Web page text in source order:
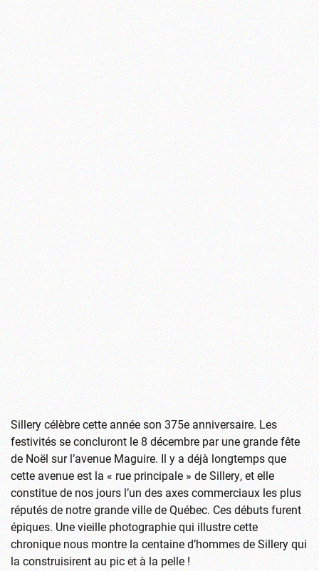
Sillery célèbre cette année son 375e anniversaire. Les
festivités se concluront le 8 décembre par une grande fête
de Noël sur l’avenue Maguire. Il y a déjà longtemps que
cette avenue est la « rue principale » de Sillery, et elle
constitue de nos jours l’un des axes commerciaux les plus
réputés de notre grande ville de Québec. Ces débuts furent
épiques. Une vieille photographie qui illustre cette
chronique nous montre la centaine d’hommes de Sillery qui
la construisirent au pic et à la pelle !